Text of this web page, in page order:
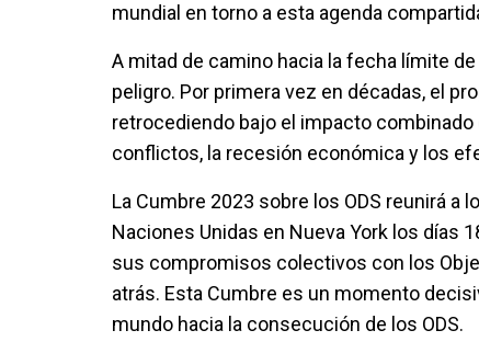
mundial en torno a esta agenda
A mitad de camino hacia la fecha límite
peligro. Por primera vez en décadas, el
retrocediendo bajo el impacto
conflictos, la recesión económica y los
La Cumbre 2023 sobre los ODS reunirá a
Naciones Unidas en Nueva York los días
sus compromisos colectivos con los
atrás. Esta Cumbre es un momento
mundo hacia la consecución de los ODS.